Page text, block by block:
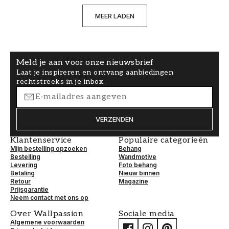
MEER LADEN
Meld je aan voor onze nieuwsbrief
Laat je inspireren en ontvang aanbiedingen
rechtstreeks in je inbox.
VERZENDEN
Klantenservice
Mijn bestelling opzoeken
Bestelling
Levering
Betaling
Retour
Prijsgarantie
Neem contact met ons op
Populaire categorieën
Behang
Wandmotive
Foto behang
Nieuw binnen
Magazine
Over Wallpassion
Algemene voorwaarden
Sociale media